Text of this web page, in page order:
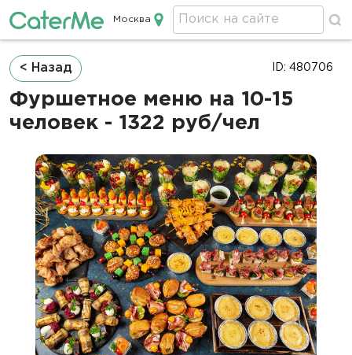
Кейтеринг в Москве
Москва
Строка
навигации
< Назад
Фуршетное меню на 10-15
человек - 1322 руб/чел
ID: 480706